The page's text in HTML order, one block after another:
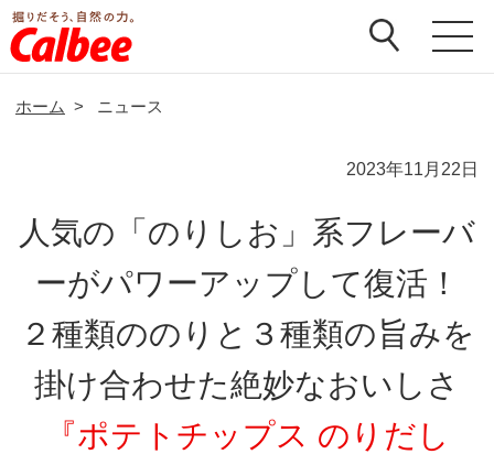
ホーム > ニュース
2023年11月22日
人気の「のりしお」系フレーバ
ーがパワーアップして復活！
２種類ののりと３種類の旨みを
掛け合わせた絶妙なおいしさ
『ポテトチップス のりだし